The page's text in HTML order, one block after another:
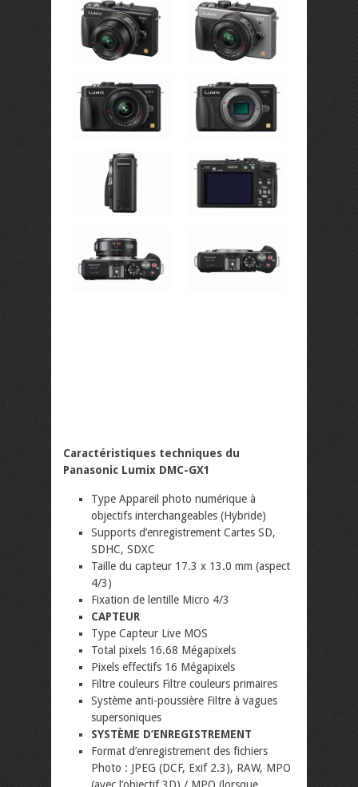
Caractéristiques techniques du
Panasonic Lumix DMC-GX1
Type Appareil photo numérique à
objectifs interchangeables (Hybride)
Supports d’enregistrement Cartes SD,
SDHC, SDXC
Taille du capteur 17.3 x 13.0 mm (aspect
4/3)
Fixation de lentille Micro 4/3
CAPTEUR
Type Capteur Live MOS
Total pixels 16.68 Mégapixels
Pixels effectifs 16 Mégapixels
Filtre couleurs Filtre couleurs primaires
Système anti-poussière Filtre à vagues
supersoniques
SYSTÈME D’ENREGISTREMENT
Format d’enregistrement des fichiers
Photo : JPEG (DCF, Exif 2.3), RAW, MPO
(avec l’objectif 3D) / MPO (lorsque